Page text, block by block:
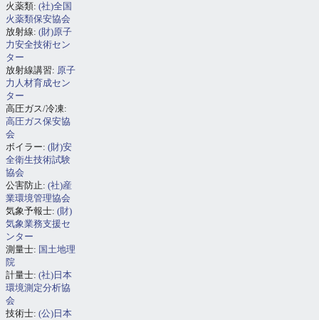
火薬類: (社)全国
火薬類保安協会
放射線: (財)原子
力安全技術セン
ター
放射線講習: 原子
力人材育成セン
ター
高圧ガス/冷凍:
高圧ガス保安協
会
ボイラー: (財)安
全衛生技術試験
協会
公害防止: (社)産
業環境管理協会
気象予報士: (財)
気象業務支援セ
ンター
測量士: 国土地理
院
計量士: (社)日本
環境測定分析協
会
技術士: (公)日本